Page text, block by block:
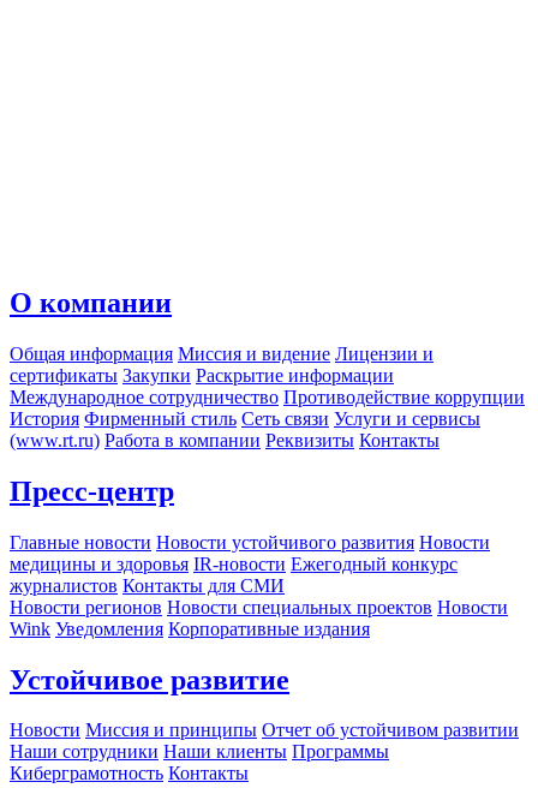
О компании
Общая информация Миссия и видение Лицензии и
сертификаты Закупки Раскрытие информации
Международное сотрудничество Противодействие коррупции
История Фирменный стиль Сеть связи Услуги и сервисы
(www.rt.ru) Работа в компании Реквизиты Контакты
Пресс-центр
Главные новости Новости устойчивого развития Новости
медицины и здоровья IR-новости Ежегодный конкурс
журналистов Контакты для СМИ
Новости регионов Новости специальных проектов Новости
Wink Уведомления Корпоративные издания
Устойчивое развитие
Новости Миссия и принципы Отчет об устойчивом развитии
Наши сотрудники Наши клиенты Программы
Киберграмотность Контакты